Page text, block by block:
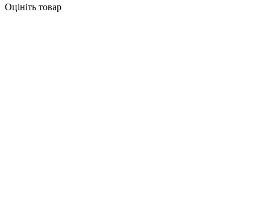
Оцініть товар